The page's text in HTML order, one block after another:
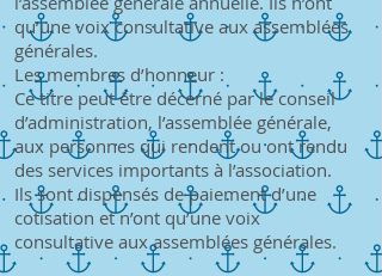
qu’une voix consultative aux assemblées
générales.
Les membres d’honneur :
Ce titre peut être décerné par le conseil
d’administration, l’assemblée générale,
aux personnes qui rendent ou ont rendu
des services importants à l’association.
Ils sont dispensés de paiement d’une
cotisation et n’ont qu’une voix
consultative aux assemblées générales.